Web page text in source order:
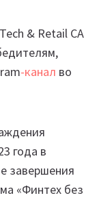
& Retail CA
-канал во
года в
завершения
«Финтех без